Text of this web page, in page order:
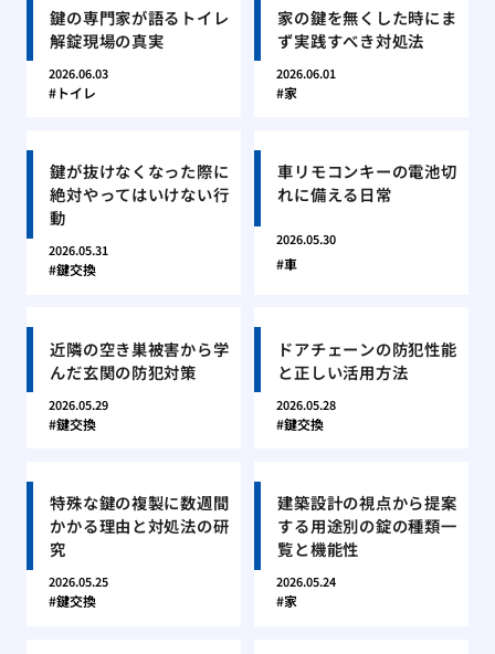
鍵の専門家が語るトイレ
解錠現場の真実
2026.06.03
トイレ
家の鍵を無くした時にま
ず実践すべき対処法
2026.06.01
家
鍵が抜けなくなった際に
絶対やってはいけない行
動
2026.05.31
鍵交換
車リモコンキーの電池切
れに備える日常
2026.05.30
車
近隣の空き巣被害から学
んだ玄関の防犯対策
2026.05.29
鍵交換
ドアチェーンの防犯性能
と正しい活用方法
2026.05.28
鍵交換
特殊な鍵の複製に数週間
かかる理由と対処法の研
究
2026.05.25
鍵交換
建築設計の視点から提案
する用途別の錠の種類一
覧と機能性
2026.05.24
家